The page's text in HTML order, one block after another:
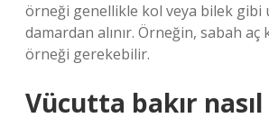
örneği genellikle kol veya bilek gibi
damardan alınır. Örneğin, sabah aç
örneği gerekebilir.
Vücutta bakır